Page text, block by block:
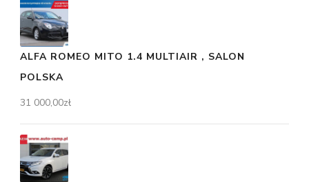
ALFA ROMEO MITO 1.4 MULTIAIR , SALON
POLSKA
31 000,00zł